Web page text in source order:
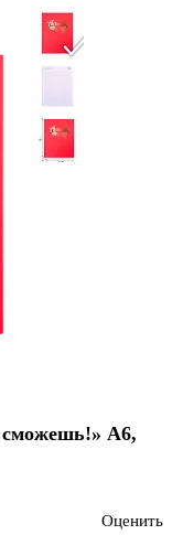
сможешь!» А6,
Оценить